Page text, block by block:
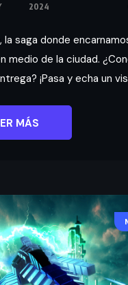
2024
la saga donde
medio de la ciudad.
¡Pasa y echa un
MÁS